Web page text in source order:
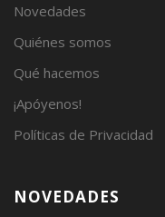
Novedades
Quiénes somos
Qué hacemos
¡Apóyenos!
Políticas de Privacidad
NOVEDADES